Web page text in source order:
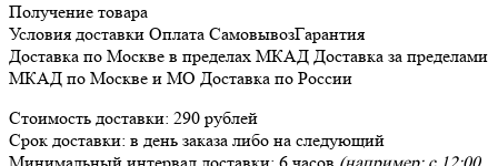
Получение товара
Условия доставки Оплата СамовывозГарантия
Доставка по Москве в пределах МКАД Доставка за пределами
МКАД по Москве и МО Доставка по России
Стоимость доставки: 290 рублей
Срок доставки: в день заказа либо на следующий